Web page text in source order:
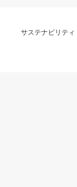
サステナビリティ